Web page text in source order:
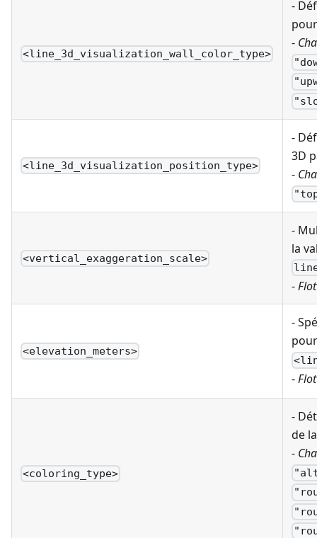
<line_3d_visualization_wall_color_type>
-
-
<line_3d_visualization_position_type>
-
3D
-
<vertical_exaggeration_scale>
-
la
-
<elevation_meters>
-
-
<coloring_type>
-
de
-